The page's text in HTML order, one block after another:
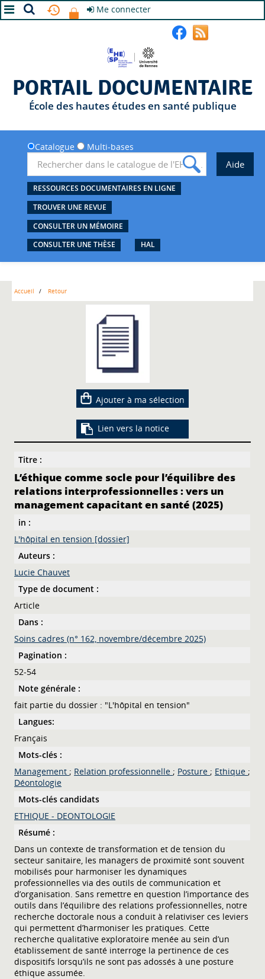
Me connecter
PORTAIL DOCUMENTAIRE
École des hautes études en santé publique
Catalogue Multi-bases
RESSOURCES DOCUMENTAIRES EN LIGNE
TROUVER UNE REVUE
CONSULTER UN MÉMOIRE
CONSULTER UNE THÈSE
HAL
Accueil Retour
Ajouter à ma sélection
Lien vers la notice
Titre :
L’éthique comme socle pour l’équilibre des
relations interprofessionnelles : vers un
management capacitant en santé (2025)
in :
L'hôpital en tension [dossier]
Auteurs :
Lucie Chauvet
Type de document :
Article
Dans :
Soins cadres (n° 162, novembre/décembre 2025)
Pagination :
52-54
Note générale :
fait partie du dossier : "L'hôpital en tension"
Langues:
Français
Mots-clés :
Management ; Relation professionnelle ; Posture ; Ethique ;
Déontologie
Mots-clés candidats
ETHIQUE - DEONTOLOGIE
Résumé :
Dans un contexte de transformation et de tension du
secteur sanitaire, les managers de proximité sont souvent
mobilisés pour harmoniser les dynamiques
professionnelles via des outils de communication et
d’organisation. Sans remettre en question l’importance des
outils dans l’équilibre des relations professionnelles, notre
recherche doctorale nous a conduit à relativiser ces leviers
qui permettent d’harmoniser les pratiques. Cette
recherche qualitative exploratoire menée au sein d’un
établissement de santé interroge la pertinence de ces
dispositifs lorsqu’ils ne sont pas adossés à une posture
éthique assumée.